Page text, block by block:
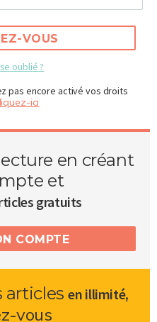
VOUS
oublié ?
pas encore activé vos droits
ici
en créant
et
gratuits
COMPTE
articlesen illimité,
vous